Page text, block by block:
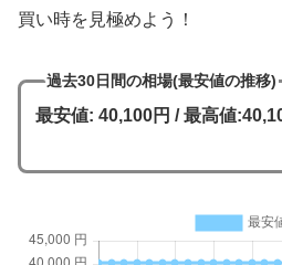
買い時を見極めよう！
過去30日間の相場(最安値の推移)
最安値: 40,100円 / 最高値